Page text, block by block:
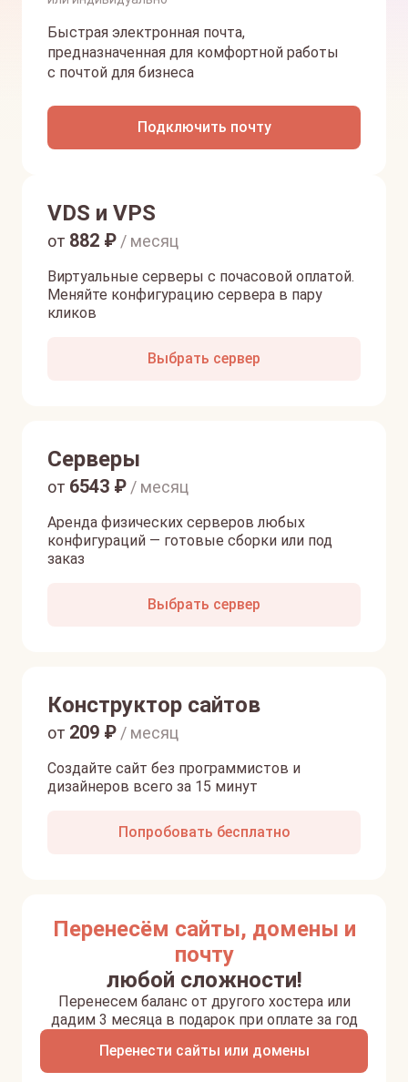
Быстрая электронная почта,
предназначенная для комфортной работы
с почтой для бизнеса
Подключить почту
VDS и VPS
Виртуальные серверы с почасовой оплатой.
Меняйте конфигурацию сервера в пару
кликов
от 882 ₽ / месяц
Выбрать сервер
Серверы
Аренда физических серверов любых
конфигураций — готовые сборки или под
заказ
от 6543 ₽ / месяц
Выбрать сервер
Конструктор сайтов
Создайте сайт без программистов и
дизайнеров всего за 15 минут
от 209 ₽ / месяц
Попробовать бесплатно
Перенесём сайты, домены и
почту
любой сложности!
Перенести сайты или домены
Перенесем баланс от другого хостера или
дадим 3 месяца в подарок при оплате за год